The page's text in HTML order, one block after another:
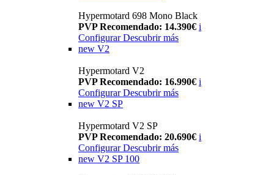
Hypermotard 698 Mono Black
PVP Recomendado: 14.390€ i
Configurar Descubrir más
new V2
Hypermotard V2
PVP Recomendado: 16.990€ i
Configurar Descubrir más
new V2 SP
Hypermotard V2 SP
PVP Recomendado: 20.690€ i
Configurar Descubrir más
new V2 SP 100